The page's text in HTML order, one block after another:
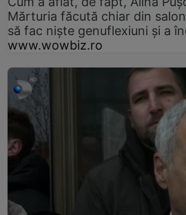
Mărturia făcută chiar din
să fac niște genuflexiuni și a
www.wowbiz.ro